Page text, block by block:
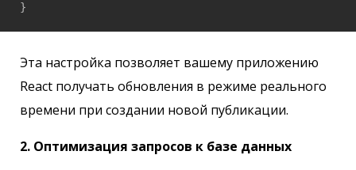
}
Эта настройка позволяет вашему приложению
React получать обновления в режиме реального
времени при создании новой публикации.
2. Оптимизация запросов к базе данных